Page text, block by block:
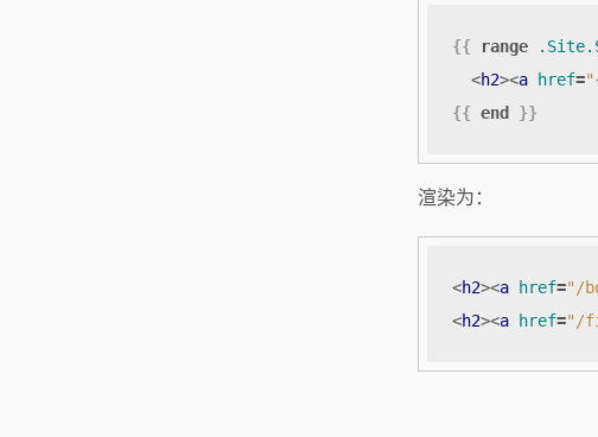
{{ range
<h2><a href="
{{ end }}
渲染为：
<h2><a href="/
<h2><a href="/